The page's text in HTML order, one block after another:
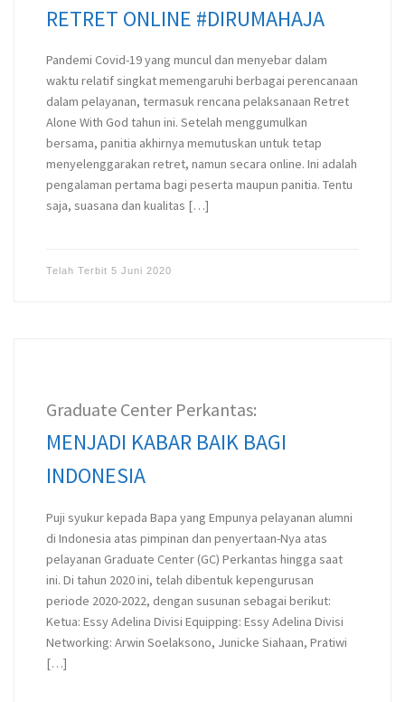
RETRET ONLINE #DIRUMAHAJA
Pandemi Covid-19 yang muncul dan menyebar dalam
waktu relatif singkat memengaruhi berbagai perencanaan
dalam pelayanan, termasuk rencana pelaksanaan Retret
Alone With God tahun ini. Setelah menggumulkan
bersama, panitia akhirnya memutuskan untuk tetap
menyelenggarakan retret, namun secara online. Ini adalah
pengalaman pertama bagi peserta maupun panitia. Tentu
saja, suasana dan kualitas […]
Telah Terbit 5 Juni 2020
Graduate Center Perkantas:
MENJADI KABAR BAIK BAGI
INDONESIA
Puji syukur kepada Bapa yang Empunya pelayanan alumni
di Indonesia atas pimpinan dan penyertaan-Nya atas
pelayanan Graduate Center (GC) Perkantas hingga saat
ini. Di tahun 2020 ini, telah dibentuk kepengurusan
periode 2020-2022, dengan susunan sebagai berikut:
Ketua: Essy Adelina Divisi Equipping: Essy Adelina Divisi
Networking: Arwin Soelaksono, Junicke Siahaan, Pratiwi
[…]